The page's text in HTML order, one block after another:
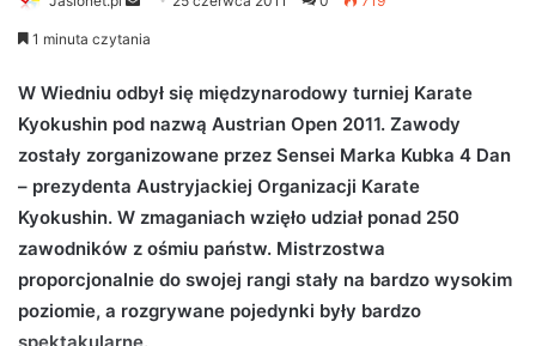
e
d
a
n
i
l
1 minuta czytania
W Wiedniu odbył się międzynarodowy turniej Karate
Kyokushin pod nazwą Austrian Open 2011. Zawody
zostały zorganizowane przez Sensei Marka Kubka 4 Dan
– prezydenta Austryjackiej Organizacji Karate
Kyokushin. W zmaganiach wzięło udział ponad 250
zawodników z ośmiu państw. Mistrzostwa
proporcjonalnie do swojej rangi stały na bardzo wysokim
poziomie, a rozgrywane pojedynki były bardzo